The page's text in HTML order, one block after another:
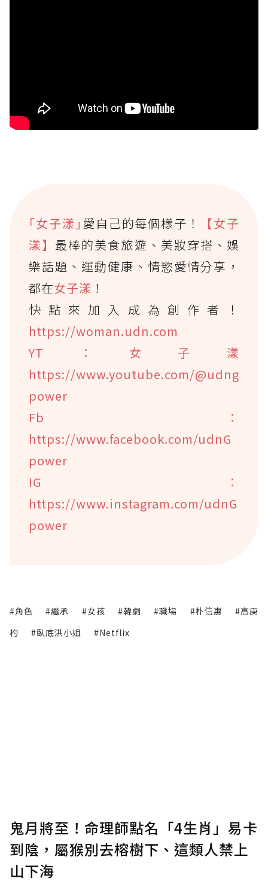
｢女子漾｣ 愛自己的每個樣子！
【女子
漾】最棒的美食旅遊、美妝穿搭、娛
樂話題、運動健康、情慾愛情分享，
都在女子漾 ！
快點來加入成為創作者！
https://woman.udn.com
YT：女子漾
https://www.youtube.com/@udng
power
Fb：
https://www.facebook.com/udnG
power
IG：
https://www.instagram.com/udnG
power
#角色 #繼承 #女孩 #韓劇 #職場 #朴信惠
#高庚
杓
#臥底洪小姐 #Netflix
鬼月將至！命理師點名「4生肖」易卡
到陰，屬猴別去榕樹下、這類人禁上
山下海